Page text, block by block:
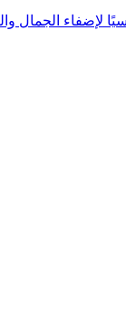
لإضفاء الجمال